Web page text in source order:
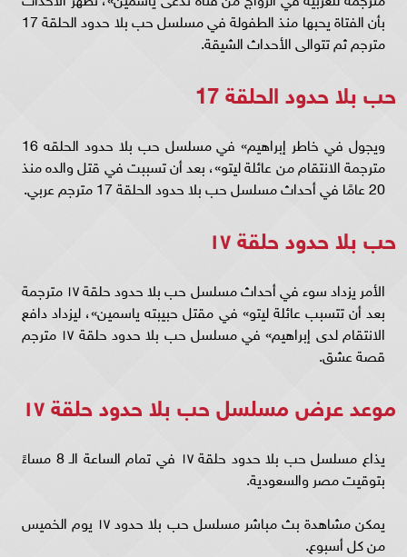
بأن الفتاة يحبها منذ الطفولة في مسلسل حب بلا حدود الحلقة 17
مترجم ثم تتوالى الأحداث الشيقة.
حب بلا حدود الحلقة 17
ويجول في خاطر إبراهيم» في مسلسل حب بلا حدود الحلقه 16
مترجمة الانتقام من عائلة ليتو»، بعد أن تسببت في قتل والده منذ
20 عامًا في أحداث مسلسل حب بلا حدود الحلقة 17 مترجم عربي.
حب بلا حدود حلقة ١٧
الأمر يزداد سوء في أحداث مسلسل حب بلا حدود حلقة ١٧ مترجمة
بعد أن تتسبب عائلة ليتو» في مقتل حبيبته ياسمين»، ليزداد دافع
الانتقام لدى إبراهيم» في مسلسل حب بلا حدود حلقة ١٧ مترجم
قصة عشق.
موعد عرض مسلسل حب بلا حدود حلقة ١٧
يذاع مسلسل حب بلا حدود حلقة ١٧ في تمام الساعة الـ 8 مساءً
بتوقيت مصر والسعودية.
يمكن مشاهدة بث مباشر مسلسل حب بلا حدود ١٧ يوم الخميس
من كل أسبوع.